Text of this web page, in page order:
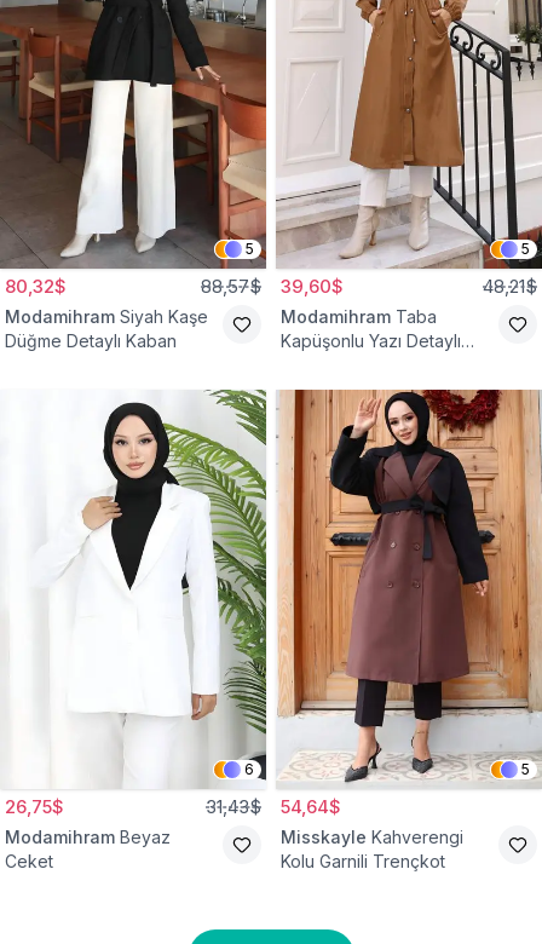
5
80,32$ 88,57$
Modamihram Siyah Kaşe
Düğme Detaylı Kaban
5
39,60$ 48,21$
Modamihram Taba
Kapüşonlu Yazı Detaylı
6
26,75$ 31,43$
Modamihram Beyaz
Ceket
5
54,64$
Misskayle Kahverengi
Kolu Garnili Trençkot